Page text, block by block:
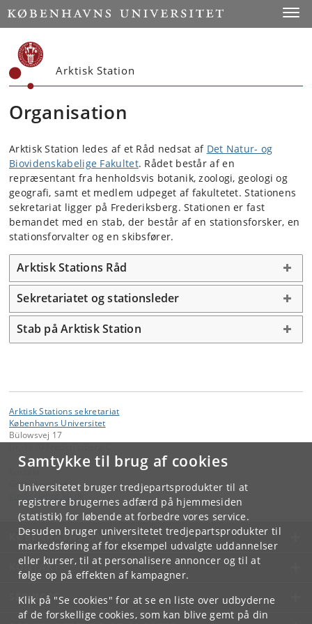
Samtykke til brug af cookies
Universitetet bruger tredjepartsprodukter til at
registrere brugernes adfærd på hjemmesiden
(statistik) for løbende at forbedre vores service.
Desuden bruger universitetet tredjepartsprodukter til
markedsføring af for eksempel udvalgte uddannelser
eller kurser, til at personalisere annoncer og til at
følge op på effekten af kampagner.
Klik på "Se cookies" for at se en liste over udbyderne
af de forskellige cookies, som kan blive gemt på din
Start
Arktisk Station
Organisation
Arktisk Station ledes af et Råd nedsat af Det Natur- og
Biovidenskabelige Fakultet. Rådet består af en
repræsentant fra henholdsvis botanik, zoologi, geologi og
geografi, samt et medlem udpeget af fakultetet. Stationens
sekretariat ligger på Frederiksberg. Stationen er fast
bemandet med en stab, der består af en stationsforsker, en
stationsforvalter og en skibsfører.
Arktisk Stations Råd
Sekretariatet og stationsleder
Stab på Arktisk Station
Arktisk Stations sekretariat
Københavns Universitet
Bülowsvej 17
Gitte Henriksen
KØBENHAVNS UNIVERSITET
KONTAKT
SERVICES